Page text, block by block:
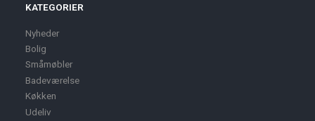
KATEGORIER
Nyheder
Bolig
Småmøbler
Badeværelse
Køkken
Udeliv